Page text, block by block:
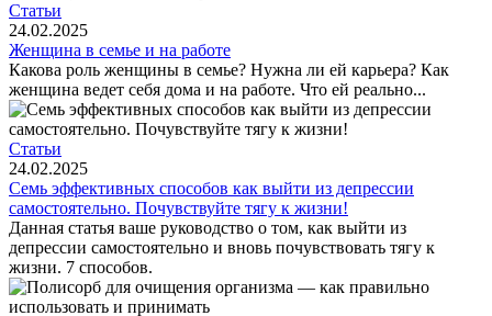
Статьи
24.02.2025
Женщина в семье и на работе
Какова роль женщины в семье? Нужна ли ей карьера? Как
женщина ведет себя дома и на работе. Что ей реально...
Статьи
24.02.2025
Семь эффективных способов как выйти из депрессии
самостоятельно. Почувствуйте тягу к жизни!
Данная статья ваше руководство о том, как выйти из
депрессии самостоятельно и вновь почувствовать тягу к
жизни. 7 способов.